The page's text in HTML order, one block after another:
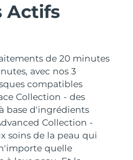
Actifs
de 20 minutes
avec nos 3
compatibles
Collection - des
base d'ingrédients
Collection -
soins de la peau qui
quelle